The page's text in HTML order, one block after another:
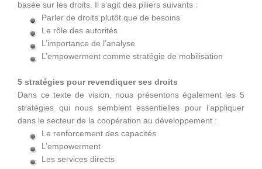
basée sur les droits. Il s’agit des piliers suivants :
Parler de droits plutôt que de besoins
Le rôle des autorités
L’importance de l’analyse
L’empowerment comme stratégie de mobilisation
5 stratégies pour revendiquer ses droits
Dans ce texte de vision, nous présentons également les 5
stratégies qui nous semblent essentielles pour l’appliquer
dans le secteur de la coopération au développement :
Le renforcement des capacités
L’empowerment
Les services directs